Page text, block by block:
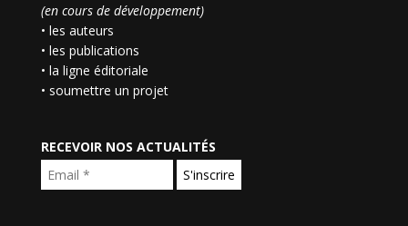
(en cours de développement)
• les auteurs
• les publications
• la ligne éditoriale
• soumettre un projet
RECEVOIR NOS ACTUALITÉS